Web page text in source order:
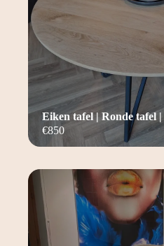
€850
Eiken tafel | Ronde tafel |